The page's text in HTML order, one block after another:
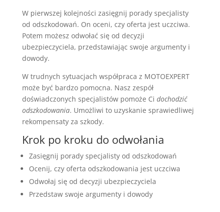
W pierwszej kolejności zasięgnij porady specjalisty
od odszkodowań. On oceni, czy oferta jest uczciwa.
Potem możesz odwołać się od decyzji
ubezpieczyciela, przedstawiając swoje argumenty i
dowody.
W trudnych sytuacjach współpraca z MOTOEXPERT
może być bardzo pomocna. Nasz zespół
doświadczonych specjalistów pomoże Ci dochodzić
odszkodowania. Umożliwi to uzyskanie sprawiedliwej
rekompensaty za szkody.
Krok po kroku do odwołania
Zasięgnij porady specjalisty od odszkodowań
Ocenij, czy oferta odszkodowania jest uczciwa
Odwołaj się od decyzji ubezpieczyciela
Przedstaw swoje argumenty i dowody